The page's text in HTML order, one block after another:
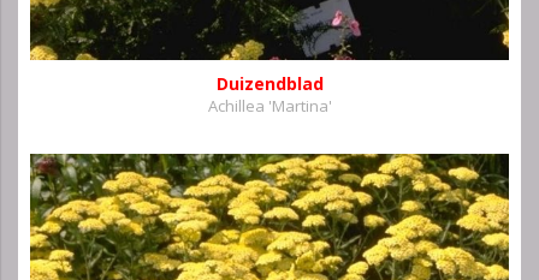
Duizendblad
Achillea 'Martina'